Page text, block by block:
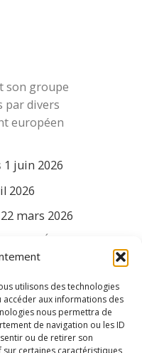
utilisons des technologies
aux informations des
nous permettra de
de navigation ou les ID
ou de retirer son
certaines caractéristiques
son groupe
par divers
européen
1 juin 2026
2026
22 mars 2026
? L’Éducation
du Syndicat